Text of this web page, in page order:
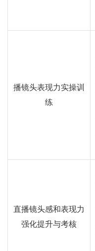
播镜头表现力实操训
练
直播镜头感和表现力
强化提升与考核